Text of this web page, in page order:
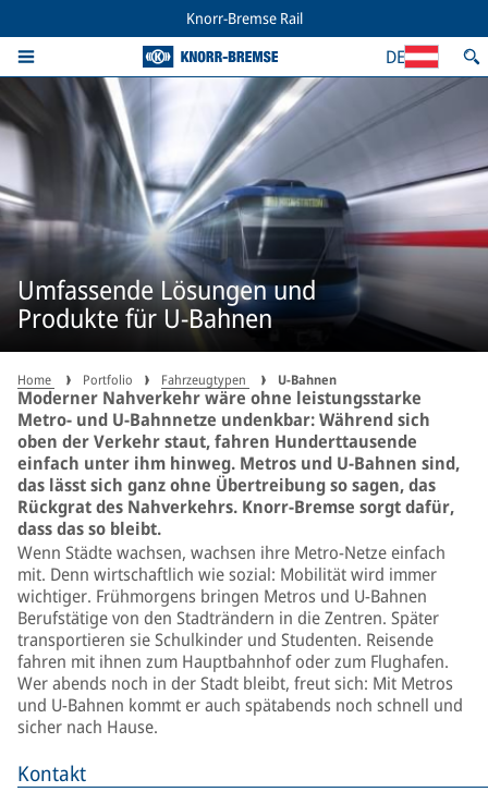
Knorr-Bremse Rail
DE
Umfassende Lösungen und
Produkte für U-Bahnen
Home Portfolio Fahrzeugtypen U-Bahnen
Moderner Nahverkehr wäre ohne leistungsstarke
Metro- und U-Bahnnetze undenkbar: Während sich
oben der Verkehr staut, fahren Hunderttausende
einfach unter ihm hinweg. Metros und U-Bahnen sind,
das lässt sich ganz ohne Übertreibung so sagen, das
Rückgrat des Nahverkehrs. Knorr-Bremse sorgt dafür,
dass das so bleibt.
Wenn Städte wachsen, wachsen ihre Metro-Netze einfach
mit. Denn wirtschaftlich wie sozial: Mobilität wird immer
wichtiger. Frühmorgens bringen Metros und U-Bahnen
Berufstätige von den Stadträndern in die Zentren. Später
transportieren sie Schulkinder und Studenten. Reisende
fahren mit ihnen zum Hauptbahnhof oder zum Flughafen.
Wer abends noch in der Stadt bleibt, freut sich: Mit Metros
und U-Bahnen kommt er auch spätabends noch schnell und
sicher nach Hause.
Kontakt